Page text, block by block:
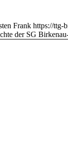
Frank https://ttg-
der SG